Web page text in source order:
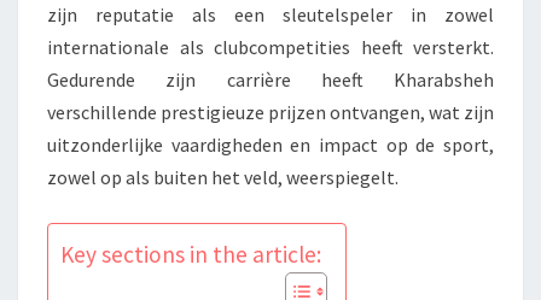
zijn reputatie als een sleutelspeler in zowel
internationale als clubcompetities heeft versterkt.
Gedurende zijn carrière heeft Kharabsheh
verschillende prestigieuze prijzen ontvangen, wat zijn
uitzonderlijke vaardigheden en impact op de sport,
zowel op als buiten het veld, weerspiegelt.
Key sections in the article: